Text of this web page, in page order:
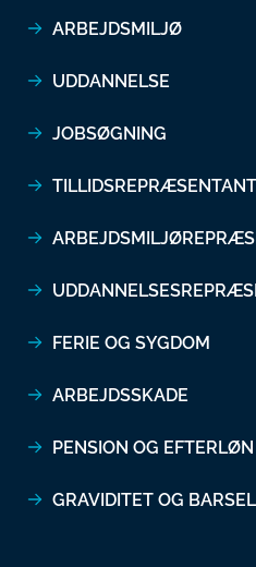
ARBEJDSMILJØ
UDDANNELSE
JOBSØGNING
TILLIDSREPRÆSENTANT
FERIE OG SYGDOM
ARBEJDSSKADE
PENSION OG EFTERLØN
GRAVIDITET OG BARSEL